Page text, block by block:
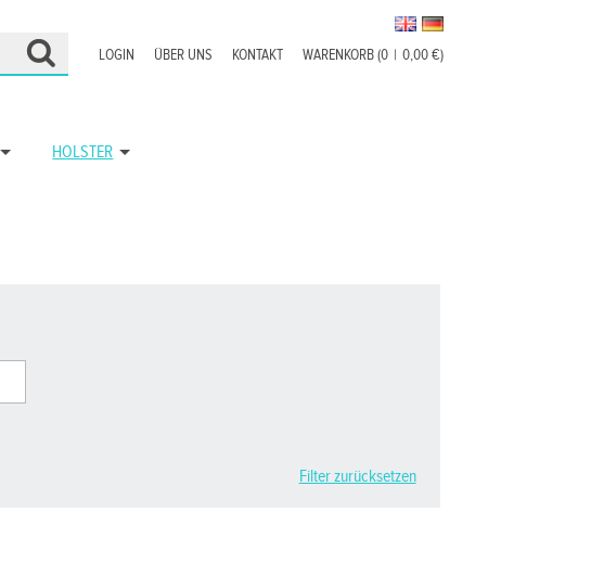
WARENKORB (0 | 0,00 €)
KONTAKT
ÜBER UNS
LOGIN
HOLSTER
Filter zurücksetzen